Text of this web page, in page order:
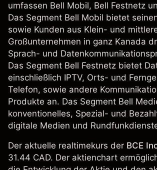
umfassen Bell Mobil, Bell Festnetz
Das Segment Bell Mobil bietet
sowie Kunden aus Klein- und
Großunternehmen in ganz Kanada
Sprach- und
Das Segment Bell Festnetz bietet
einschließlich IPTV, Orts- und
Telefon, sowie andere
Produkte an. Das Segment Bell
konventionelles, Spezial- und
digitale Medien und
Der aktuelle realtimekurs der BCE
31.44 CAD. Der aktienchart